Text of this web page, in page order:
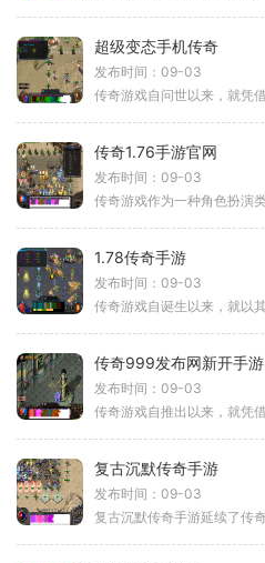
超级变态手机传奇
发布时间：09-03
传奇1.76手游官网
发布时间：09-03
1.78传奇手游
发布时间：09-03
传奇999发布网新开手游
发布时间：09-03
复古沉默传奇手游
发布时间：09-03